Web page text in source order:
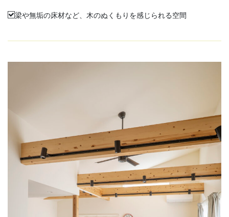
梁や無垢の床材など、木のぬくもりを感じられる空間